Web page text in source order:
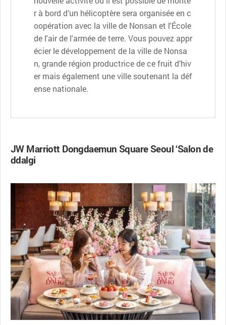
r à bord d’un hélicoptère sera organisée en c
oopération avec la ville de Nonsan et l'École
de l'air de l'armée de terre. Vous pouvez appr
écier le développement de la ville de Nonsa
n, grande région productrice de ce fruit d’hiv
er mais également une ville soutenant la déf
ense nationale.
JW Marriott Dongdaemun Square Seoul ‘Salon de
ddalgi